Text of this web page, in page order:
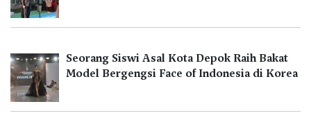
Seorang Siswi Asal Kota Depok Raih Bakat
Model Bergengsi Face of Indonesia di Korea